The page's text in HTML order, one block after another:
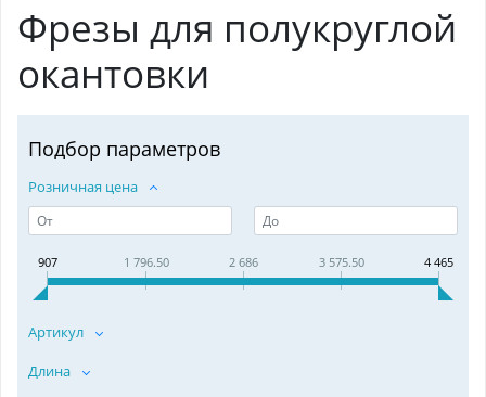
Фрезы для полукруглой
окантовки
Подбор параметров
Розничная цена
907 1 796.50 2 686 3 575.50 4 465
Артикул
Длина